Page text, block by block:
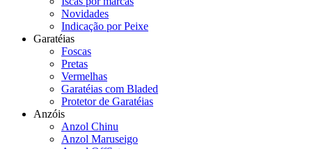
Novidades
Indicação por Peixe
Garatéias
Foscas
Pretas
Vermelhas
Garatéias com Bladed
Protetor de Garatéias
Anzóis
Anzol Chinu
Anzol Maruseigo